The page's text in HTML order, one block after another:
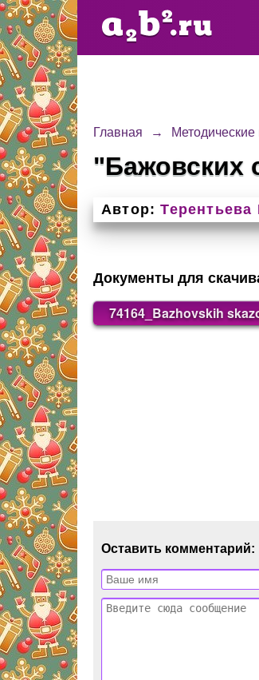
Главная →
"Бажовских
Автор:
Документы для
74164_Bazhovskih
Оставить комментарий: